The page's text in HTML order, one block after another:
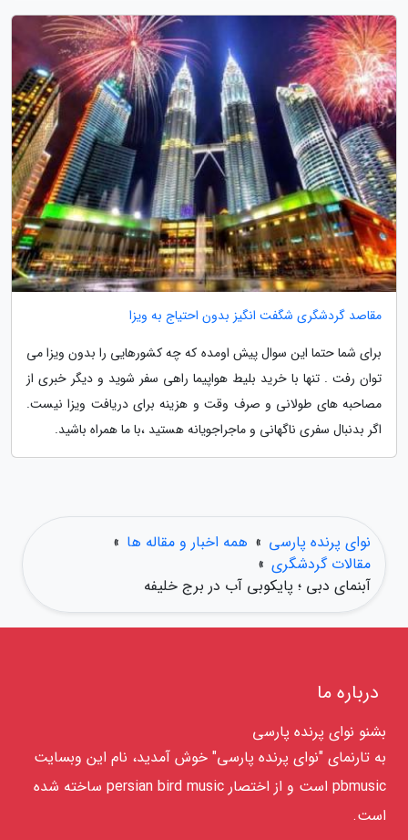
مقاصد گردشگری شگفت انگیز بدون احتیاج به ویزا
برای شما حتما این سوال پیش اومده که چه کشورهایی را بدون ویزا می
توان رفت . تنها با خرید بلیط هواپیما راهی سفر شوید و دیگر خبری از
مصاحبه های طولانی و صرف وقت و هزینه برای دریافت ویزا نیست.
اگر بدنبال سفری ناگهانی و ماجراجویانه هستید ،با ما همراه باشید.
نوای پرنده پارسی » همه اخبار و مقاله ها »
مقالات گردشگری »
آبنمای دبی ؛ پایکوبی آب در برج خلیفه
درباره ما
بشنو نوای پرنده پارسی
به تارنمای "نوای پرنده پارسی" خوش آمدید، نام این وبسایت
pbmusic است و از اختصار persian bird music ساخته شده
است.